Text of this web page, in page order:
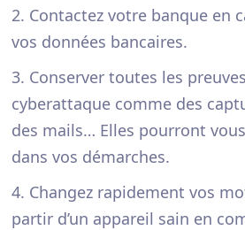
2. Contactez votre banque en
vos données bancaires.
3. Conserver toutes les
cyberattaque comme des
des mails… Elles pourront
dans vos démarches.
4. Changez rapidement vos
partir d’un appareil sain en